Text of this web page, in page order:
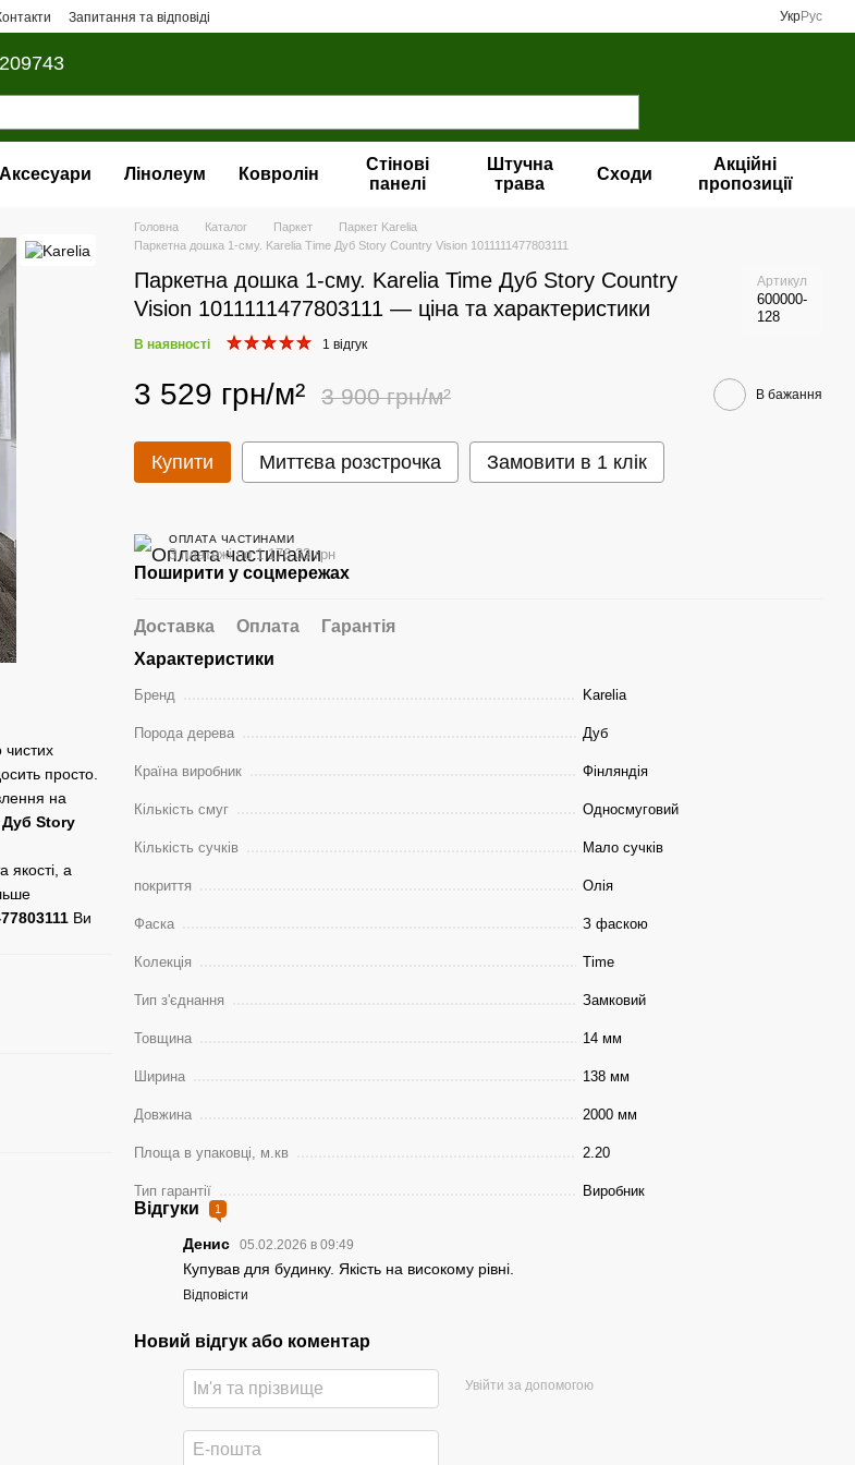
Запитання та відповіді УкрРус
Аксесуари Лінолеум Ковролін
Стінові
панелі
Штучна
трава
Сходи
Акційні
пропозиції
чистих
просто.
на
Дуб Story
якості, а
Ви
Головна Каталог Паркет
Паркет Karelia
Паркетна дошка 1-сму. Karelia Time Дуб Story Country Vision 1011111477803111
Паркетна дошка 1-сму. Karelia Time Дуб Story Country
Vision 1011111477803111 — ціна та характеристики
Артикул
600000-
128
В наявності 1 відгук
3 529 грн/м² 3 900 грн/м² В бажання
Купити Миттєва розстрочка Замовити в 1 клік
ОПЛАТА ЧАСТИНАМИ
3 платежі по 1 176.33 грн
Поширити у соцмережах
Доставка Оплата
Гарантія
Характеристики
Бренд Karelia
Порода дерева Дуб
Країна виробник Фінляндія
Кількість смуг Односмуговий
Кількість сучків Мало сучків
покриття Олія
Фаска З фаскою
Колекція Time
Тип з'єднання Замковий
Товщина 14 мм
Ширина 138 мм
Довжина 2000 мм
Площа в упаковці, м.кв 2.20
Тип гарантії Виробник
Відгуки 1
Денис 05.02.2026 в 09:49
Купував для будинку. Якість на високому рівні.
Відповісти
Новий відгук або коментар
Увійти за допомогою